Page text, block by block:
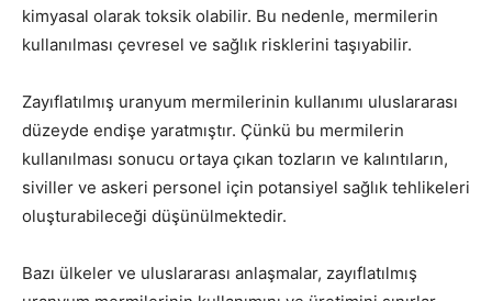
kimyasal olarak toksik olabilir. Bu nedenle, mermilerin
kullanılması çevresel ve sağlık risklerini taşıyabilir.
Zayıflatılmış uranyum mermilerinin kullanımı uluslararası
düzeyde endişe yaratmıştır. Çünkü bu mermilerin
kullanılması sonucu ortaya çıkan tozların ve kalıntıların,
siviller ve askeri personel için potansiyel sağlık tehlikeleri
oluşturabileceği düşünülmektedir.
Bazı ülkeler ve uluslararası anlaşmalar, zayıflatılmış